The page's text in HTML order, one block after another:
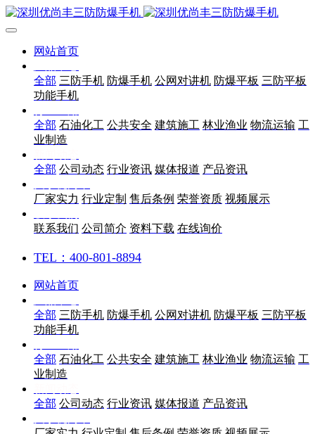
网站首页
全部 三防手机 防爆手机 公网对讲机 防爆平板 三防平板
功能手机
全部 石油化工 公共安全 建筑施工 林业渔业 物流运输 工
业制造
全部 公司动态 行业资讯 媒体报道 产品资讯
厂家实力 行业定制 售后条例 荣誉资质 视频展示
联系我们 公司简介 资料下载 在线询价
TEL：400-801-8894
网站首页
全部 三防手机 防爆手机 公网对讲机 防爆平板 三防平板
功能手机
全部 石油化工 公共安全 建筑施工 林业渔业 物流运输 工
业制造
全部 公司动态 行业资讯 媒体报道 产品资讯